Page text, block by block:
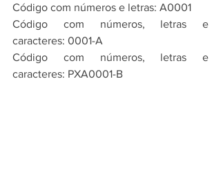
Código com números e letras: A0001
Código com números, letras e
caracteres: 0001-A
Código com números, letras e
caracteres: PXA0001-B